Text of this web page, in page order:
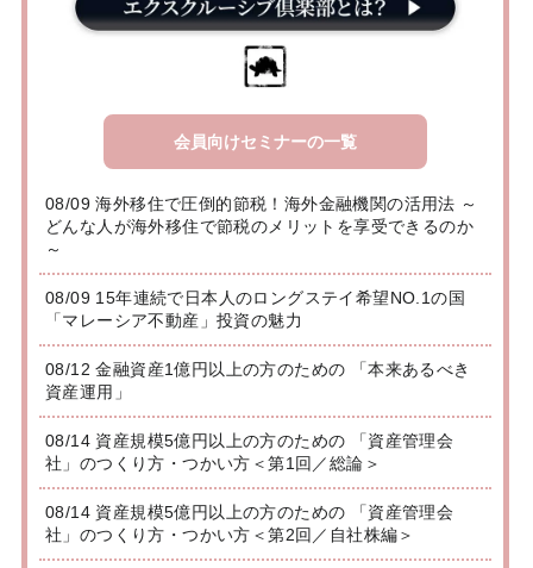
会員向けセミナーの一覧
08/09 海外移住で圧倒的節税！海外金融機関の活用法 ～
どんな人が海外移住で節税のメリットを享受できるのか
～
08/09 15年連続で日本人のロングステイ希望NO.1の国
「マレーシア不動産」投資の魅力
08/12 金融資産1億円以上の方のための 「本来あるべき
資産運用」
08/14 資産規模5億円以上の方のための 「資産管理会
社」のつくり方・つかい方＜第1回／総論＞
08/14 資産規模5億円以上の方のための 「資産管理会
社」のつくり方・つかい方＜第2回／自社株編＞